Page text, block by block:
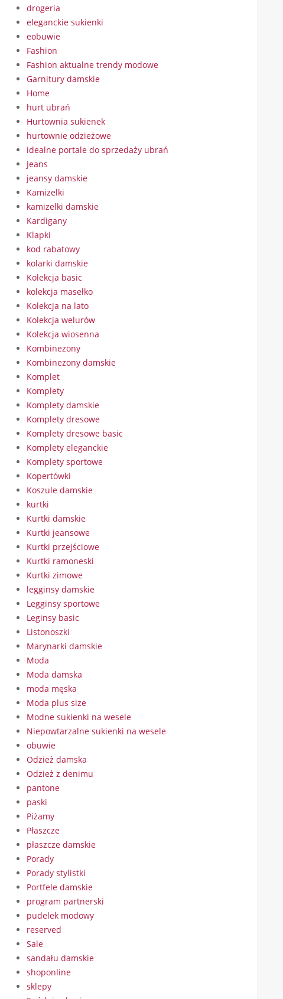
drogeria
eleganckie sukienki
eobuwie
Fashion
Fashion aktualne trendy modowe
Garnitury damskie
Home
hurt ubrań
Hurtownia sukienek
hurtownie odzieżowe
idealne portale do sprzedaży ubrań
Jeans
jeansy damskie
Kamizelki
kamizelki damskie
Kardigany
Klapki
kod rabatowy
kolarki damskie
Kolekcja basic
kolekcja masełko
Kolekcja na lato
Kolekcja welurów
Kolekcja wiosenna
Kombinezony
Kombinezony damskie
Komplet
Komplety
Komplety damskie
Komplety dresowe
Komplety dresowe basic
Komplety eleganckie
Komplety sportowe
Kopertówki
Koszule damskie
kurtki
Kurtki damskie
Kurtki jeansowe
Kurtki przejściowe
Kurtki ramoneski
Kurtki zimowe
legginsy damskie
Legginsy sportowe
Leginsy basic
Listonoszki
Marynarki damskie
Moda
Moda damska
moda męska
Moda plus size
Modne sukienki na wesele
Niepowtarzalne sukienki na wesele
obuwie
Odzież damska
Odzież z denimu
pantone
paski
Piżamy
Płaszcze
płaszcze damskie
Porady
Porady stylistki
Portfele damskie
program partnerski
pudelek modowy
reserved
Sale
sandału damskie
shoponline
sklepy